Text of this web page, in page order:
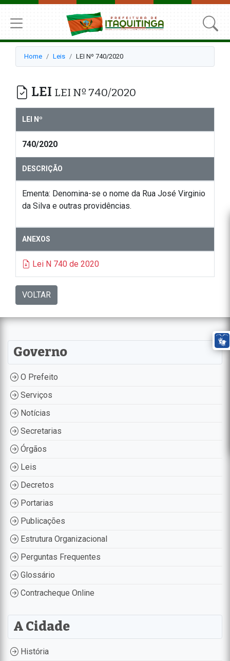
Home Leis LEI Nº 740/2020
LEI LEI Nº 740/2020
LEI Nº
740/2020
DESCRIÇÃO
Ementa: Denomina-se o nome da Rua José Virginio
da Silva e outras providências.
ANEXOS
Lei N 740 de 2020
VOLTAR
Governo
O Prefeito
Serviços
Notícias
Secretarias
Órgãos
Leis
Decretos
Portarias
Publicações
Estrutura Organizacional
Perguntas Frequentes
Glossário
Contracheque Online
A Cidade
História